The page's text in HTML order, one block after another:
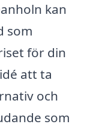
kan
som
för din
att ta
och
som